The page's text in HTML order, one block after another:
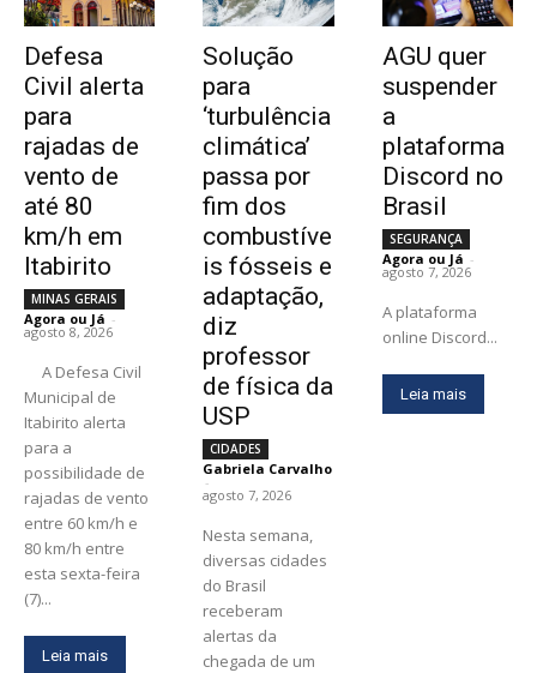
Defesa
Civil alerta
para
rajadas de
vento de
até 80
km/h em
Itabirito
MINAS GERAIS
Agora ou Já -
agosto 8, 2026
Municipal de
Itabirito alerta
para a
possibilidade de
rajadas de vento
entre 60 km/h e
80 km/h entre
esta sexta-feira
(7)...
Leia mais
Solução
para
‘turbulência
climática’
passa por
fim dos
combustíve
is fósseis e
adaptação,
diz
professor
de física da
USP
CIDADES
Gabriela Carvalho
-
agosto 7, 2026
Nesta semana,
diversas cidades
do Brasil
receberam
alertas da
chegada de um
AGU quer
suspender
a
plataforma
Discord no
Brasil
SEGURANÇA
Agora ou Já -
agosto 7, 2026
A plataforma
online Discord...
Leia mais